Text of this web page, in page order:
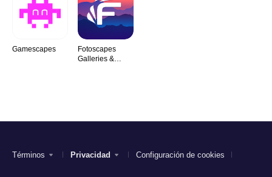
Gamescapes
Fotoscapes
Galleries &
Términos Privacidad Configuración de cookies